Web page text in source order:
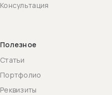
Консультация
Полезное
Статьи
Портфолио
Реквизиты